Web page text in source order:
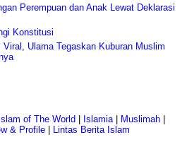
Perempuan dan Anak Lewat Deklarasi
Konstitusi
Ulama Tegaskan Kuburan Muslim
Islam of The World Islamia| Muslimah|
& Profile Lintas Berita Islam